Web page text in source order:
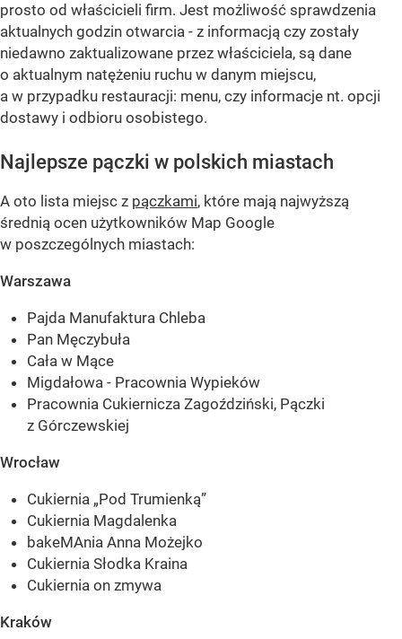
prosto od właścicieli firm. Jest możliwość sprawdzenia
aktualnych godzin otwarcia - z informacją czy zostały
niedawno zaktualizowane przez właściciela, są dane
o aktualnym natężeniu ruchu w danym miejscu,
a w przypadku restauracji: menu, czy informacje nt. opcji
dostawy i odbioru osobistego.
Najlepsze pączki w polskich miastach
A oto lista miejsc z pączkami, które mają najwyższą
średnią ocen użytkowników Map Google
w poszczególnych miastach:
Warszawa
Pajda Manufaktura Chleba
Pan Męczybuła
Cała w Mące
Migdałowa - Pracownia Wypieków
Pracownia Cukiernicza Zagoździński, Pączki
z Górczewskiej
Wrocław
Cukiernia „Pod Trumienką”
Cukiernia Magdalenka
bakeMAnia Anna Możejko
Cukiernia Słodka Kraina
Cukiernia on zmywa
Kraków